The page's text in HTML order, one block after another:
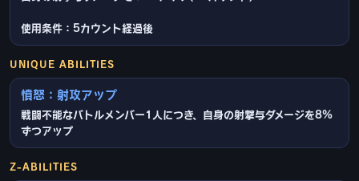
使用条件：5カウント経過後
UNIQUE ABILITIES
憤怒：射攻アップ
戦闘不能なバトルメンバー1人につき、自身の射撃与ダメージを8%
ずつアップ
Z-ABILITIES